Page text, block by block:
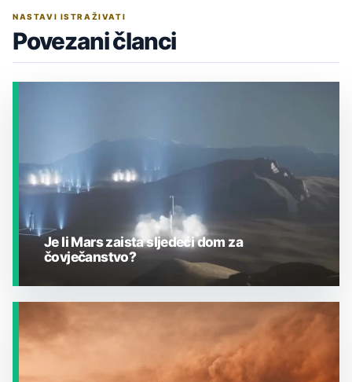
NASTAVI ISTRAŽIVATI
Povezani članci
Je li Mars zaista sljedeći dom za
čovječanstvo?